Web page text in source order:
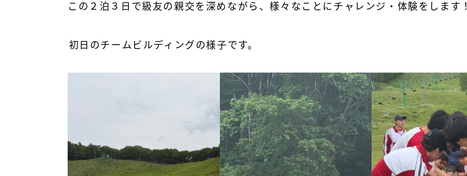
この２泊３日で級友の親交を深めながら、様々なことにチャレンジ・体験をします！
初日のチームビルディングの様子です。